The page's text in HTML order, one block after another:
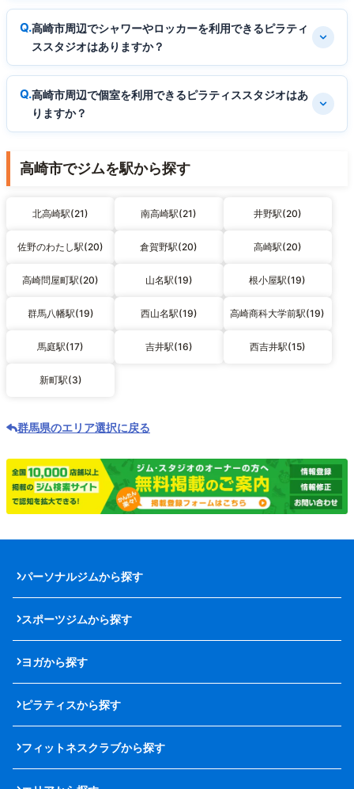
高崎市周辺でシャワーやロッカーを利用できるピラティ
ススタジオはありますか？
高崎市周辺で個室を利用できるピラティススタジオはあ
りますか？
高崎市でジムを駅から探す
北高崎駅(21) 南高崎駅(21) 井野駅(20)
佐野のわたし駅(20) 倉賀野駅(20) 高崎駅(20)
高崎問屋町駅(20) 山名駅(19) 根小屋駅(19)
群馬八幡駅(19) 西山名駅(19) 高崎商科大学前駅(19)
馬庭駅(17) 吉井駅(16) 西吉井駅(15)
新町駅(3)
群馬県のエリア選択に戻る
パーソナルジムから探す
スポーツジムから探す
ヨガから探す
ピラティスから探す
フィットネスクラブから探す